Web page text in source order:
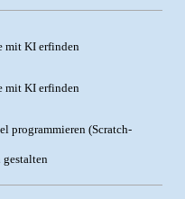
mit KI erfinden
mit KI erfinden
programmieren (Scratch-